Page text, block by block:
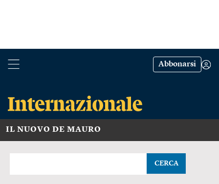
Abbonarsi
IL NUOVO DE MAURO
CERCA